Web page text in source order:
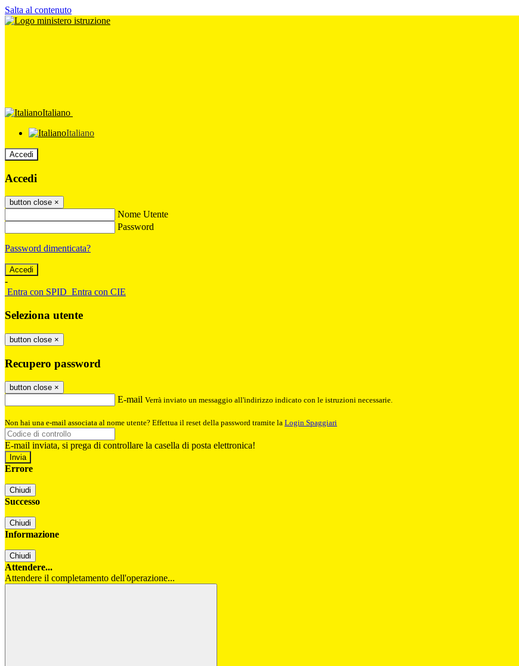
Salta al contenuto
Italiano
Italiano
Accedi
Accedi
button close ×
Nome Utente
Password
Password dimenticata?
-
Entra con SPID Entra con CIE
Seleziona utente
button close ×
Recupero password
button close ×
E-mail Verrà inviato un messaggio all'indirizzo indicato con le istruzioni necessarie.
Non hai una e-mail associata al nome utente? Effettua il reset della password tramite la Login Spaggiari
E-mail inviata, si prega di controllare la casella di posta elettronica!
Errore
Chiudi
Successo
Chiudi
Informazione
Chiudi
Attendere...
Attendere il completamento dell'operazione...